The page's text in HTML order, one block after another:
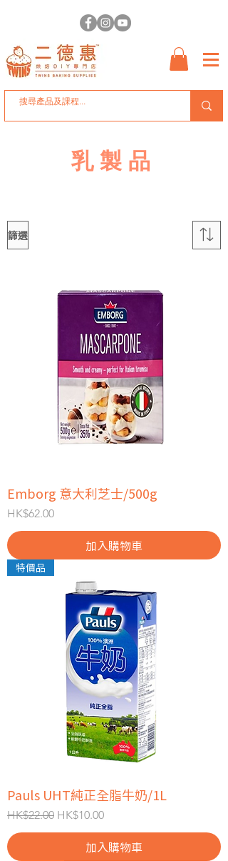
乳製品
篩選
Emborg 意大利芝士/500g
價格
HK$62.00
加入購物車
特價品
Pauls UHT純正全脂牛奶/1L
一般價格
HK$22.00 促銷價格
HK$10.00
加入購物車